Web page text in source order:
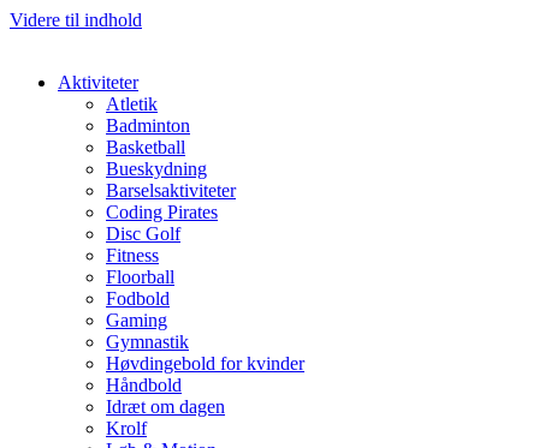
Videre til indhold
Aktiviteter
Atletik
Badminton
Basketball
Bueskydning
Barselsaktiviteter
Coding Pirates
Disc Golf
Fitness
Floorball
Fodbold
Gaming
Gymnastik
Høvdingebold for kvinder
Håndbold
Idræt om dagen
Krolf